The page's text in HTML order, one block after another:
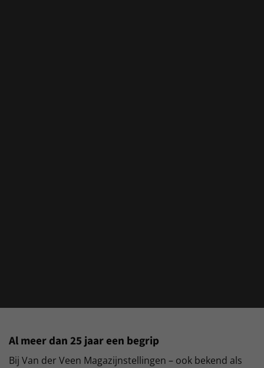
Al meer dan 25 jaar een begrip
Bij Van der Veen Magazijnstellingen – ook bekend als